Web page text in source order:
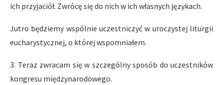
ich przyjaciół. Zwrócę się do nich w ich własnych językach.
Jutro będziemy wspólnie uczestniczyć w uroczystej liturgii
eucharystycznej, o której wspomniałem.
3. Teraz zwracam się w szczególny sposób do uczestników
kongresu międzynarodowego.